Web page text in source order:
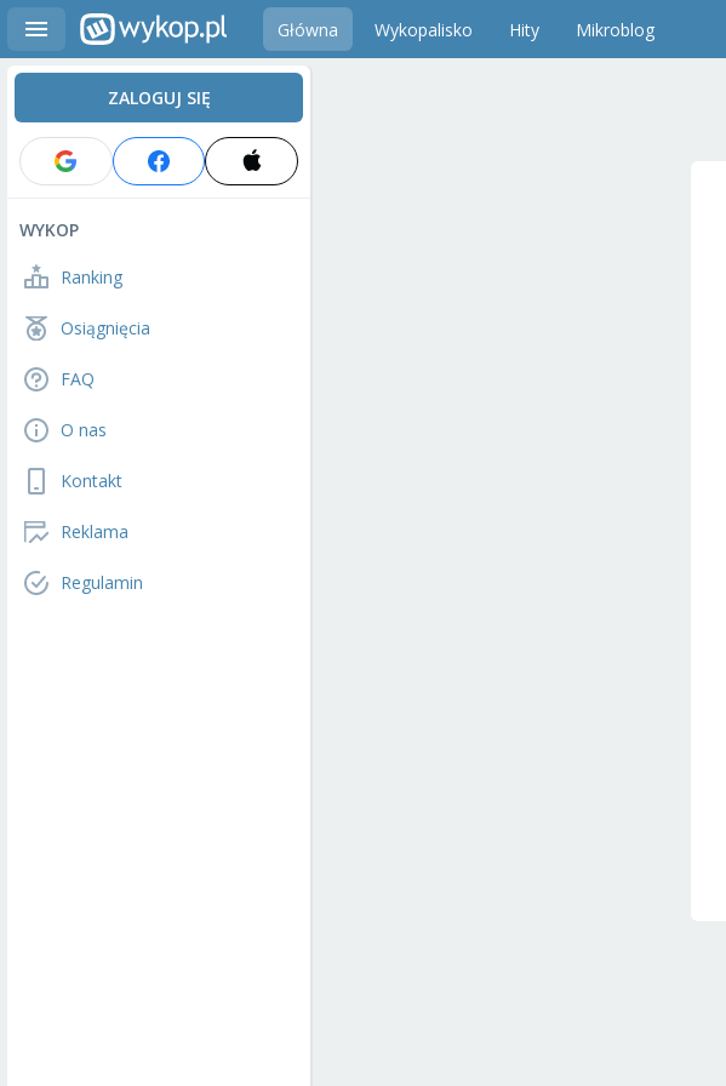
Główna Wykopalisko Hity Mikroblog
ZALOGUJ SIĘ
WYKOP
Ranking
Osiągnięcia
FAQ
O nas
Kontakt
Reklama
Regulamin